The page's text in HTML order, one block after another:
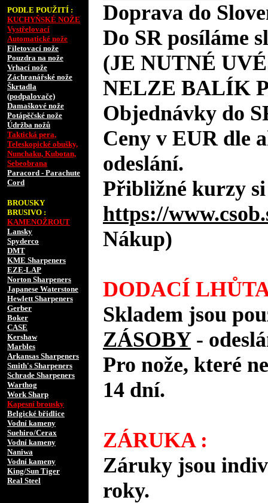
PODLE POUŽITÍ :
KUCHYŇSKÉ NOŽE
Vystřelovací
Automatické nože
Filetovací nože
Pouzdra na nože
Vrhací nože
Záchranářské nože
Škrtadla
(podpalovače)
Damaškové nože
Potápěčské nože
Údržba nožů
Taktická pera,
Teleskopické obušky,
Nunchaku, Kubotan,
Sebeobrana
Paracord - Parachute
Cord
BROUSKY
BRUSIVO :
KAMENOŽROUT
Lansky
Spyderco
DMT
KME Sharpeners
EZE-LAP
Norton Sharpeners
Japanese Waterstone
Hewlett Sharpeners
Gerber
Boker
CASE
Kershaw
Marbles
Arkansas Sharpeners
Smith's Sharpeners
Schrade Sharpeners
Warthog
Work Sharp
Kapesní brousky
Belgické břidlice
Vodní kameny
Suehiro/Cerax
Vodní kameny
Naniwa
Vodní kameny
King/Sun Tiger
Real Steel
Doprava do
Do SR posíláme
(JE NUTNÉ
NELZE BALÍK
Objednávky do
Ceny v EUR dle
odeslání.
Přibližné kurzy si
https://
Nákup)
DODACÍ
Skladem jsou
ZÁSOBY -
Pro nože, které
14 dní.
ZÁRUKA :
Záruky jsou
roky.